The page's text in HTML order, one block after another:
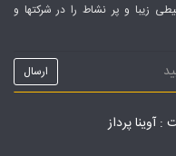
زیبا و پر نشاط را در شرکتها و
: آوینا پرداز